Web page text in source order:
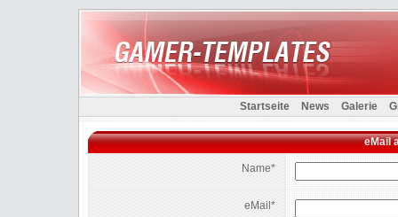
Startseite News Galerie
eMail
Name*
eMail*